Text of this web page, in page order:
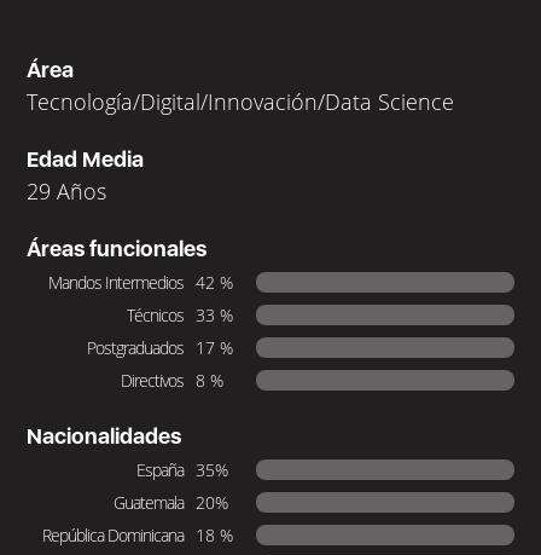
Área
Tecnología/Digital/Innovación/Data Science
Edad Media
29 Años
Áreas funcionales
Mandos Intermedios 42 %
Técnicos 33 %
Postgraduados 17 %
Directivos 8 %
Nacionalidades
España 35%
Guatemala 20%
República Dominicana 18 %